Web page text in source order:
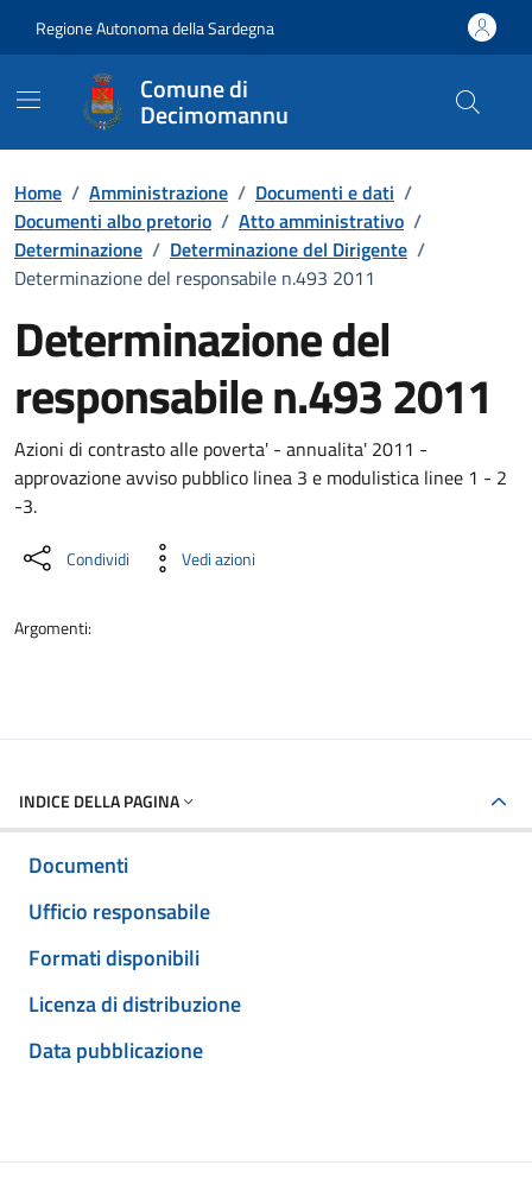
Regione Autonoma della Sardegna
Comune di
Decimomannu
Home / Amministrazione / Documenti e dati /
Documenti albo pretorio / Atto amministrativo /
Determinazione / Determinazione del Dirigente /
Determinazione del responsabile n.493 2011
Determinazione del
responsabile n.493 2011
Dettaglio del documento
Azioni di contrasto alle poverta' - annualita' 2011 -
approvazione avviso pubblico linea 3 e modulistica linee 1 - 2
-3.
Condividi Vedi azioni
Argomenti:
INDICE DELLA PAGINA
Documenti
Ufficio responsabile
Formati disponibili
Licenza di distribuzione
Data pubblicazione